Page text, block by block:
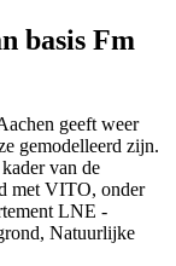
basis Fm
geeft weer
gemodelleerd zijn.
van de
met VITO, onder
LNE -
Natuurlijke